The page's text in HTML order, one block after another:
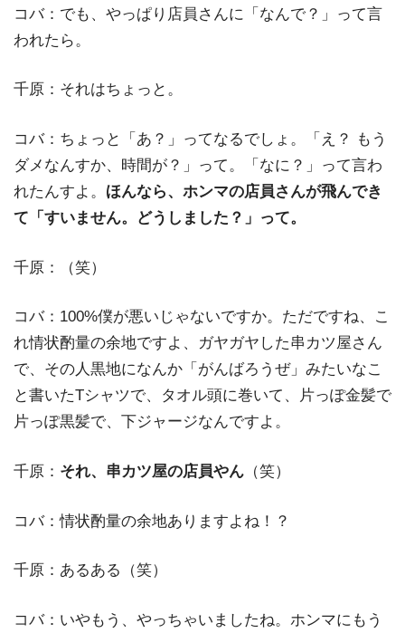
コバ：でも、やっぱり店員さんに「なんで？」って言
われたら。
千原：それはちょっと。
コバ：ちょっと「あ？」ってなるでしょ。「え？ もう
ダメなんすか、時間が？」って。「なに？」って言わ
れたんすよ。 ほんなら、ホンマの店員さんが飛んでき
て「すいません。どうしました？」って。
千原：（笑）
コバ：100%僕が悪いじゃないですか。ただですね、こ
れ情状酌量の余地ですよ、ガヤガヤした串カツ屋さん
で、その人黒地になんか「がんばろうぜ」みたいなこ
と書いたTシャツで、タオル頭に巻いて、片っぽ金髪で
片っぽ黒髪で、下ジャージなんですよ。
千原： それ、串カツ屋の店員やん （笑）
コバ：情状酌量の余地ありますよね！？
千原：あるある（笑）
コバ：いやもう、やっちゃいましたね。ホンマにもう